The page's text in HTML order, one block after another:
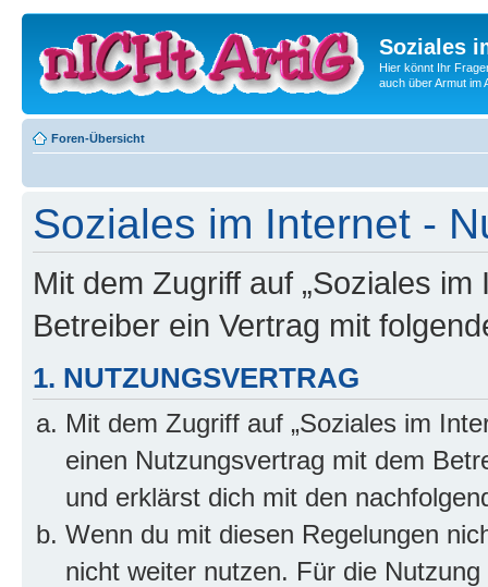
Soziales
Hier könnt Ihr
auch über Armut im
Foren-Übersicht
Soziales im Internet -
Mit dem Zugriff auf „Soziales
Betreiber ein Vertrag mit
1. NUTZUNGSVERTRAG
Mit dem Zugriff auf „Soziales im
einen Nutzungsvertrag mit dem
und erklärst dich mit den
Wenn du mit diesen Regelungen
nicht weiter nutzen. Für die